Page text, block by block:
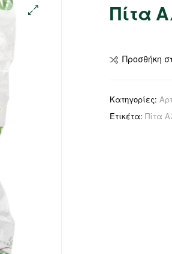
Πίτα
Προσθήκη
Κατηγορίες:
Ετικέτα: Πίτα